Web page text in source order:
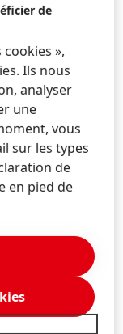
une forte
l'an passé.
positives dans
est
une
passant à
des ventes
du même
acquisitions,
augmenté de
228 millions
de
»,
Ils nous
analyser
une
vous
sur les types
de
en pied de